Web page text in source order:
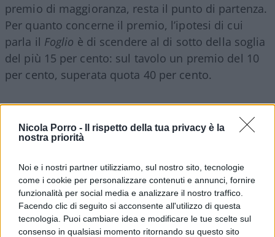
Nicola Porro -
Il rispetto della tua privacy è la
nostra priorità
Noi e i nostri partner utilizziamo, sul nostro sito, tecnologie
come i cookie per personalizzare contenuti e annunci, fornire
funzionalità per social media e analizzare il nostro traffico.
Facendo clic di seguito si acconsente all'utilizzo di questa
tecnologia. Puoi cambiare idea e modificare le tue scelte sul
consenso in qualsiasi momento ritornando su questo sito
premio di maggioranza, resta il punto di partenza.
Per quanto concerne il premio, l’ipotesi di cui
parla il Foglio è di scendere al di sotto della soglia
del più 15 per cento: sul tavolo un premio del 10
per cento, superata quota 40 per cento.
Da Bratislava è intervenuto ancheAntonio Tajani
che ha provato a rimettere la questione sul
terreno politico. “Noi abbiamo una proposta,
siamo disposti a discutere, se poi non vogliono
discutere è una scelta loro. L’abbiamo sempre
detto, la legge elettorale va fatta insieme
all’opposizione, il compito della maggioranza è